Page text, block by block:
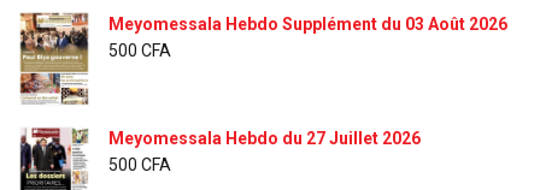
Meyomessala Hebdo Supplément du 03 Août 2026
500 CFA
Meyomessala Hebdo du 27 Juillet 2026
500 CFA